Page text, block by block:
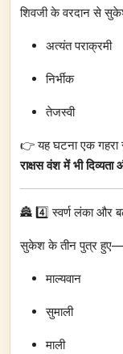
शिवजी के वरदान से
अत्यंत पराक्रमी
निर्भीक
तेजस्वी
👉 यह घटना एक गहरा
राक्षस वंश में भी
🏯 4️⃣ स्वर्ण लंका और
सुकेश के तीन पुत्र हुए—
माल्यवान
सुमाली
माली